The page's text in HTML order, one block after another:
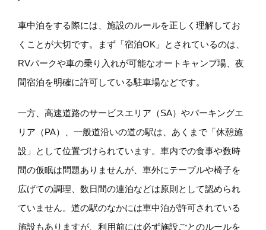
車中泊をする際には、施設のルールを正しく理解してお
くことが大切です。まず「宿泊OK」とされているのは、
RVパークや車の乗り入れが可能なオートキャンプ場、夜
間宿泊を明確に許可している駐車場などです。
一方、高速道路のサービスエリア（SA）やパーキングエ
リア（PA）、一般道沿いの道の駅は、あくまで「休憩施
設」として位置づけられています。車内での食事や数時
間の仮眠は問題ありませんが、車外にテーブルや椅子を
広げての調理、数日間の連泊などは原則として認められ
ていません。道の駅のなかには車中泊が許可されている
施設もありますが、利用前には必ず施設ごとのルールを